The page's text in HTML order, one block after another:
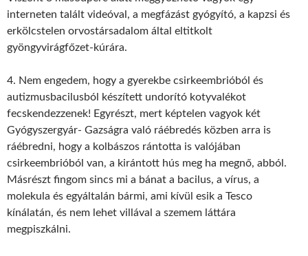
interneten talált videóval, a megfázást gyógyító, a kapzsi és
erkölcstelen orvostársadalom által eltitkolt
gyöngyvirágfőzet-kúrára.
4. Nem engedem, hogy a gyerekbe csirkeembrióból és
autizmusbacilusból készített undorító kotyvalékot
fecskendezzenek! Egyrészt, mert képtelen vagyok két
Gyógyszergyár- Gazságra való ráébredés közben arra is
ráébredni, hogy a kolbászos rántotta is valójában
csirkeembrióból van, a kirántott hús meg ha megnő, abból.
Másrészt fingom sincs mi a bánat a bacilus, a vírus, a
molekula és egyáltalán bármi, ami kívül esik a Tesco
kínálatán, és nem lehet villával a szemem láttára
megpiszkálni.